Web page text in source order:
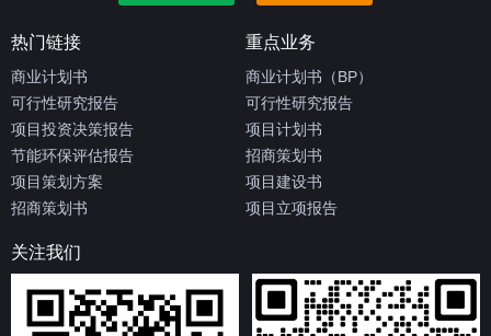
热门链接
商业计划书
可行性研究报告
项目投资决策报告
节能环保评估报告
项目策划方案
招商策划书
重点业务
商业计划书（BP）
可行性研究报告
项目计划书
招商策划书
项目建设书
项目立项报告
关注我们